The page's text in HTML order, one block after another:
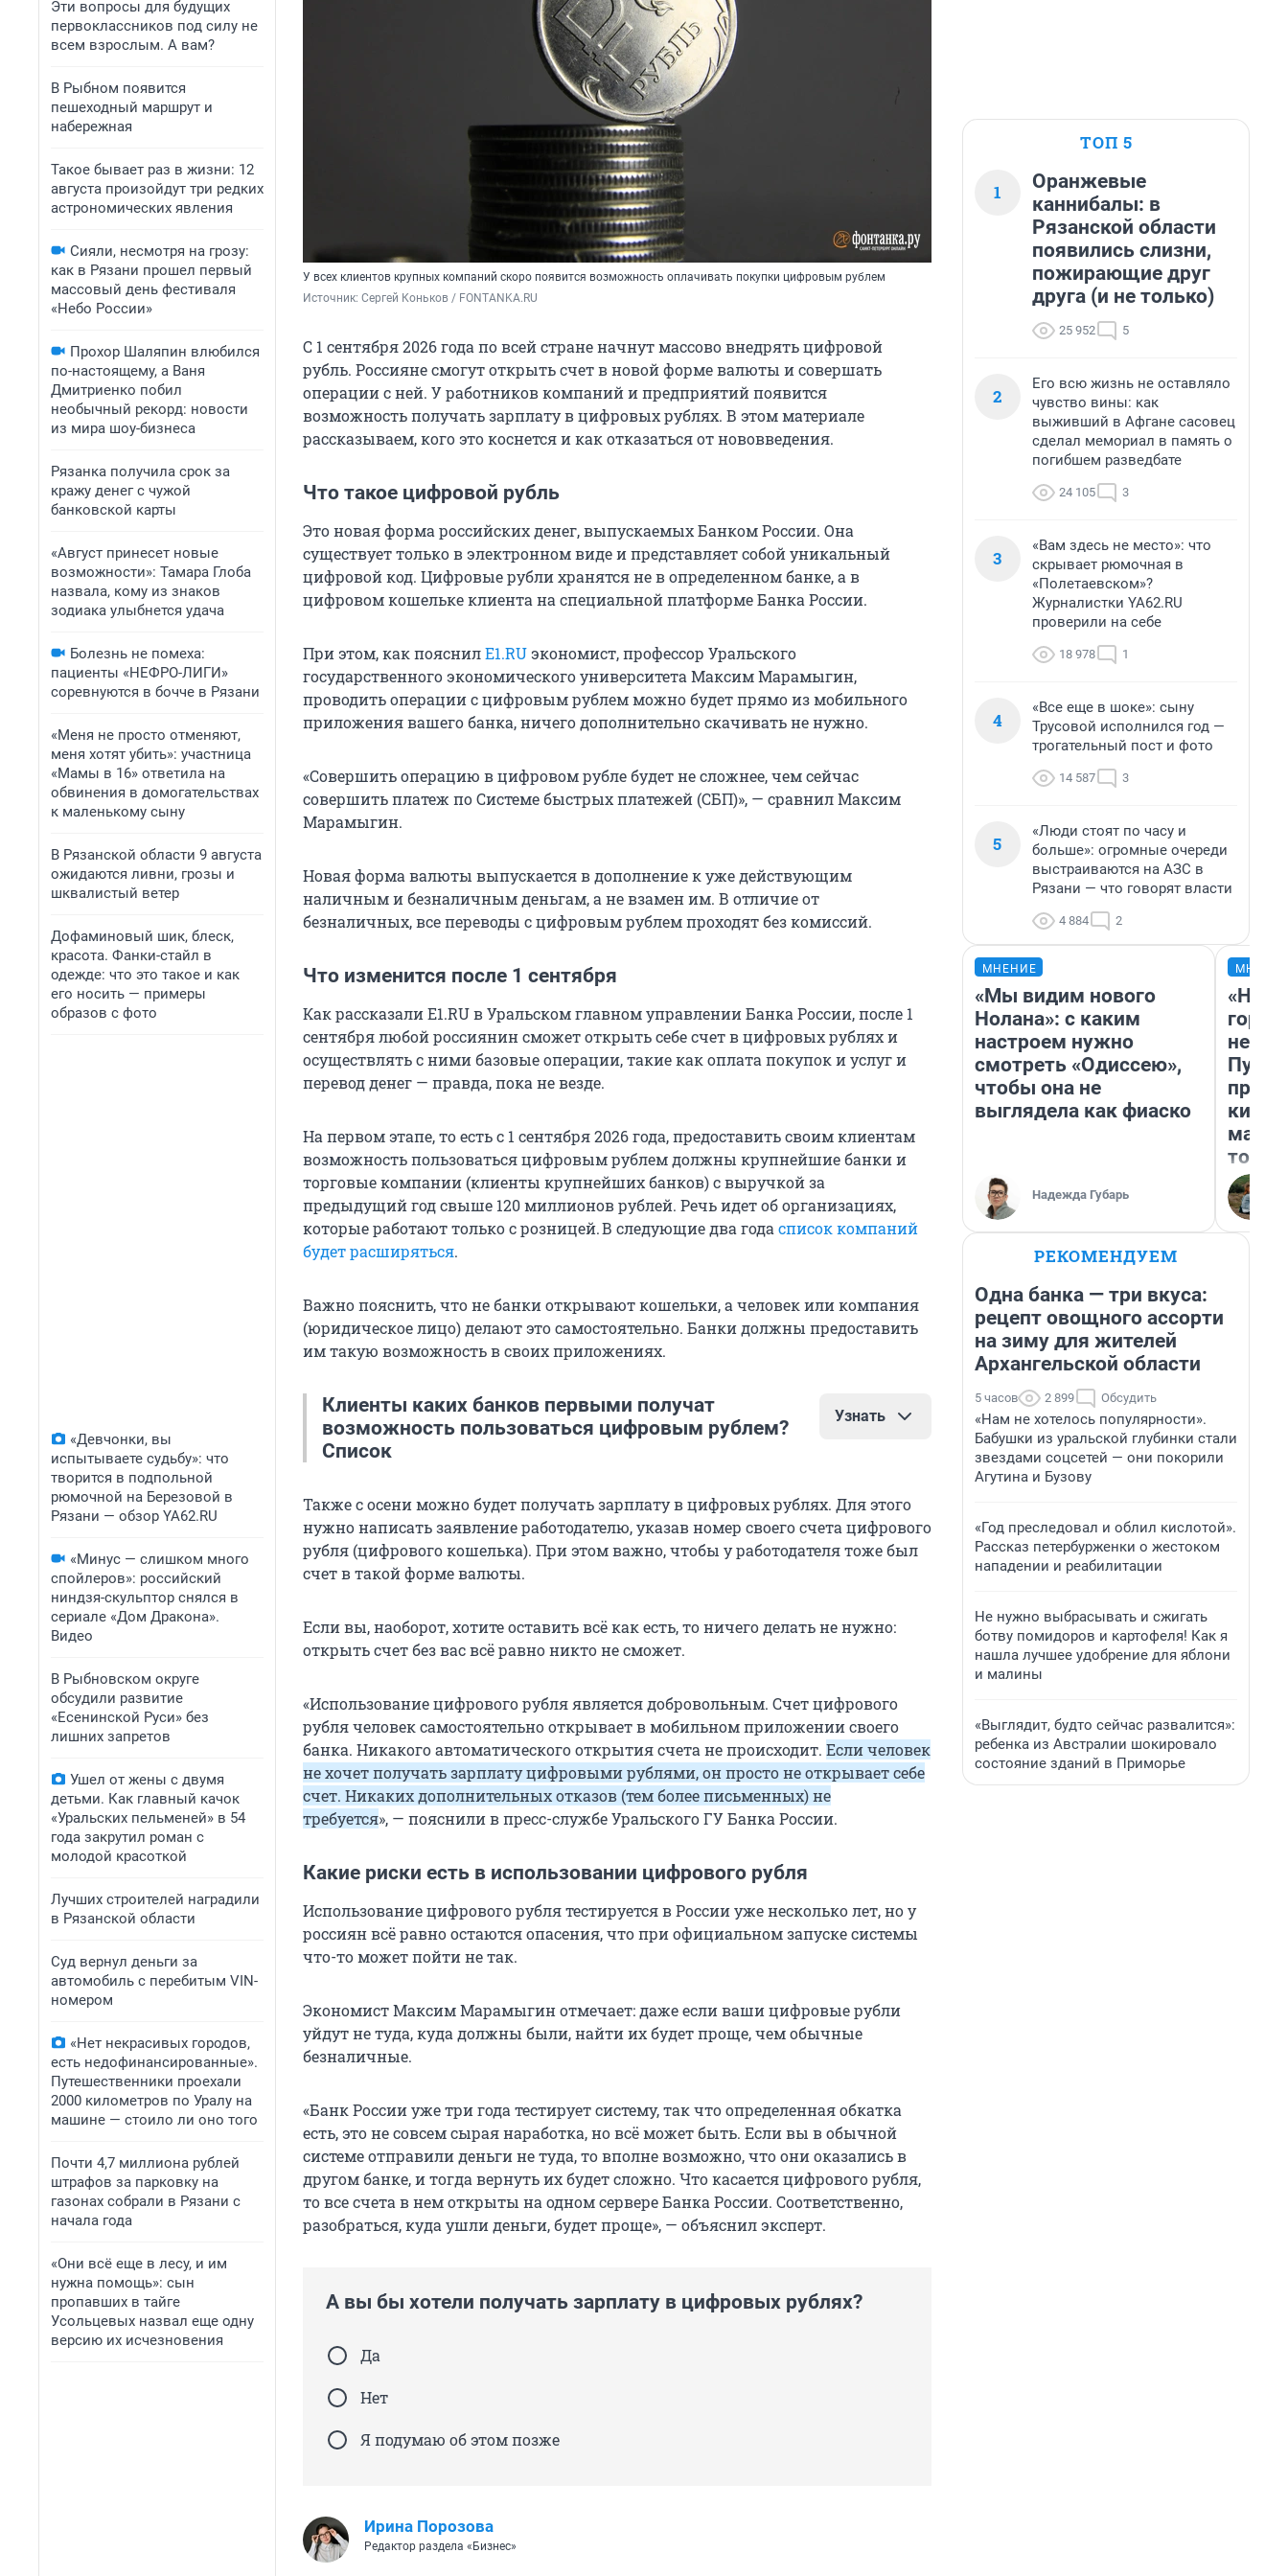
Эти вопросы для будущих
первоклассников под силу не
всем взрослым. А вам?
В Рыбном появится
пешеходный маршрут и
набережная
Такое бывает раз в жизни: 12
августа произойдут три редких
астрономических явления
Сияли, несмотря на грозу:
как в Рязани прошел первый
массовый день фестиваля
«Небо России»
Прохор Шаляпин влюбился
по-настоящему, а Ваня
Дмитриенко побил
необычный рекорд: новости
из мира шоу-бизнеса
Рязанка получила срок за
кражу денег с чужой
банковской карты
«Август принесет новые
возможности»: Тамара Глоба
назвала, кому из знаков
зодиака улыбнется удача
Болезнь не помеха:
пациенты «НЕФРО-ЛИГИ»
соревнуются в бочче в Рязани
«Меня не просто отменяют,
меня хотят убить»: участница
«Мамы в 16» ответила на
обвинения в домогательствах
к маленькому сыну
В Рязанской области 9 августа
ожидаются ливни, грозы и
шквалистый ветер
Дофаминовый шик, блеск,
красота. Фанки-стайл в
одежде: что это такое и как
его носить — примеры
образов с фото
«Девчонки, вы
испытываете судьбу»: что
творится в подпольной
рюмочной на Березовой в
Рязани — обзор YA62.RU
«Минус — слишком много
спойлеров»: российский
ниндзя-скульптор снялся в
сериале «Дом Дракона».
Видео
В Рыбновском округе
обсудили развитие
«Есенинской Руси» без
лишних запретов
Ушел от жены с двумя
детьми. Как главный качок
«Уральских пельменей» в 54
года закрутил роман с
молодой красоткой
Лучших строителей наградили
в Рязанской области
Суд вернул деньги за
автомобиль с перебитым VIN-
номером
«Нет некрасивых городов,
есть недофинансированные».
Путешественники проехали
2000 километров по Уралу на
машине — стоило ли оно того
Почти 4,7 миллиона рублей
штрафов за парковку на
газонах собрали в Рязани с
начала года
«Они всё еще в лесу, и им
нужна помощь»: сын
пропавших в тайге
Усольцевых назвал еще одну
версию их исчезновения
У всех клиентов крупных компаний скоро появится возможность оплачивать покупки цифровым рублем
Источник: Сергей Коньков / FONTANKA.RU
С 1 сентября 2026 года по всей стране начнут массово внедрять цифровой
рубль. Россияне смогут открыть счет в новой форме валюты и совершать
операции с ней. У работников компаний и предприятий появится
возможность получать зарплату в цифровых рублях. В этом материале
рассказываем, кого это коснется и как отказаться от нововведения.
Что такое цифровой рубль
Это новая форма российских денег, выпускаемых Банком России. Она
существует только в электронном виде и представляет собой уникальный
цифровой код. Цифровые рубли хранятся не в определенном банке, а в
цифровом кошельке клиента на специальной платформе Банка России.
При этом, как пояснилE1.RUэкономист, профессор Уральского
государственного экономического университета Максим Марамыгин,
проводить операции с цифровым рублем можно будет прямо из мобильного
приложения вашего банка, ничего дополнительно скачивать не нужно.
«Совершить операцию в цифровом рубле будет не сложнее, чем сейчас
совершить платеж по Системе быстрых платежей (СБП)», — сравнил Максим
Марамыгин.
Новая форма валюты выпускается в дополнение к уже действующим
наличным и безналичным деньгам, а не взамен им. В отличие от
безналичных, все переводы с цифровым рублем проходят без комиссий.
Что изменится после 1 сентября
Как рассказали E1.RU в Уральском главном управлении Банка России, после 1
сентября любой россиянин сможет открыть себе счет в цифровых рублях и
осуществлять с ними базовые операции, такие как оплата покупок и услуг и
перевод денег — правда, пока не везде.
На первом этапе, то есть с 1 сентября 2026 года, предоставить своим клиентам
возможность пользоваться цифровым рублем должны крупнейшие банки и
торговые компании (клиенты крупнейших банков) с выручкой за
предыдущий год свыше 120 миллионов рублей. Речь идет об организациях,
которые работают только с розницей. В следующие два года список компаний
будет расширяться.
Важно пояснить, что не банки открывают кошельки, а человек или компания
(юридическое лицо) делают это самостоятельно. Банки должны предоставить
им такую возможность в своих приложениях.
Клиенты каких банков первыми получат
возможность пользоваться цифровым рублем?
Список
Узнать
«ЮниКредит Банк».
АБ «Россия».
Банк ГПБ.
ПАО «Банк „Санкт-Петербург“».
«Почта Банк».
Банк ВТБ.
«Цифра банк».
«Альфа-Банк».
Сбербанк.
«Московский кредитный банк».
«Банк Русский Стандарт».
«Банк ДОМ.РФ».
«АК Барс».
«ТБанк».
«Банк ПСБ».
«Райффайзенбанк».
«Россельхозбанк».
«Мобильная карта».
Также с осени можно будет получать зарплату в цифровых рублях. Для этого
нужно написать заявление работодателю, указав номер своего счета цифрового
рубля (цифрового кошелька). При этом важно, чтобы у работодателя тоже был
счет в такой форме валюты.
Если вы, наоборот, хотите оставить всё как есть, то ничего делать не нужно:
открыть счет без вас всё равно никто не сможет.
«Использование цифрового рубля является добровольным. Счет цифрового
рубля человек самостоятельно открывает в мобильном приложении своего
банка. Никакого автоматического открытия счета не происходит. Если человек
не хочет получать зарплату цифровыми рублями, он просто не открывает себе
счет. Никаких дополнительных отказов (тем более письменных) не
требуется», — пояснили в пресс-службе Уральского ГУ Банка России.
Какие риски есть в использовании цифрового рубля
Использование цифрового рубля тестируется в России уже несколько лет, но у
россиян всё равно остаются опасения, что при официальном запуске системы
что-то может пойти не так.
Экономист Максим Марамыгин отмечает: даже если ваши цифровые рубли
уйдут не туда, куда должны были, найти их будет проще, чем обычные
безналичные.
«Банк России уже три года тестирует систему, так что определенная обкатка
есть, это не совсем сырая наработка, но всё может быть. Если вы в обычной
системе отправили деньги не туда, то вполне возможно, что они оказались в
другом банке, и тогда вернуть их будет сложно. Что касается цифрового рубля,
то все счета в нем открыты на одном сервере Банка России. Соответственно,
разобраться, куда ушли деньги, будет проще», — объяснил эксперт.
А вы бы хотели получать зарплату в цифровых рублях?
Да
Нет
Я подумаю об этом позже
Ирина Порозова
Редактор раздела «Бизнес»
ТОП 5
1
Оранжевые
каннибалы: в
Рязанской области
появились слизни,
пожирающие друг
друга (и не только)
25 952 5
2
Его всю жизнь не оставляло
чувство вины: как
выживший в Афгане сасовец
сделал мемориал в память о
погибшем разведбате
24 105 3
3
«Вам здесь не место»: что
скрывает рюмочная в
«Полетаевском»?
Журналистки YA62.RU
проверили на себе
18 978 1
4
«Все еще в шоке»: сыну
Трусовой исполнился год —
трогательный пост и фото
14 587 3
5
«Люди стоят по часу и
больше»: огромные очереди
выстраиваются на АЗС в
Рязани — что говорят власти
4 884 2
МНЕНИЕ
«Мы видим нового
Нолана»: с каким
настроем нужно
смотреть «Одиссею»,
чтобы она не
выглядела как фиаско
Надежда Губарь
«Нет
того
РЕКОМЕНДУЕМ
Одна банка — три вкуса:
рецепт овощного ассорти
на зиму для жителей
Архангельской области
5 часов 2 899 Обсудить
«Нам не хотелось популярности».
Бабушки из уральской глубинки стали
звездами соцсетей — они покорили
Агутина и Бузову
«Год преследовал и облил кислотой».
Рассказ петербурженки о жестоком
нападении и реабилитации
Не нужно выбрасывать и сжигать
ботву помидоров и картофеля! Как я
нашла лучшее удобрение для яблони
и малины
«Выглядит, будто сейчас развалится»:
ребенка из Австралии шокировало
состояние зданий в Приморье